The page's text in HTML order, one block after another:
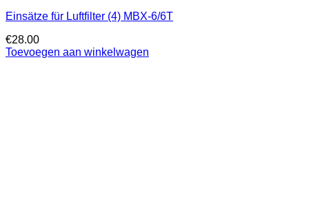
Einsätze für Luftfilter (4) MBX-6/6T
€28.00
Toevoegen aan winkelwagen